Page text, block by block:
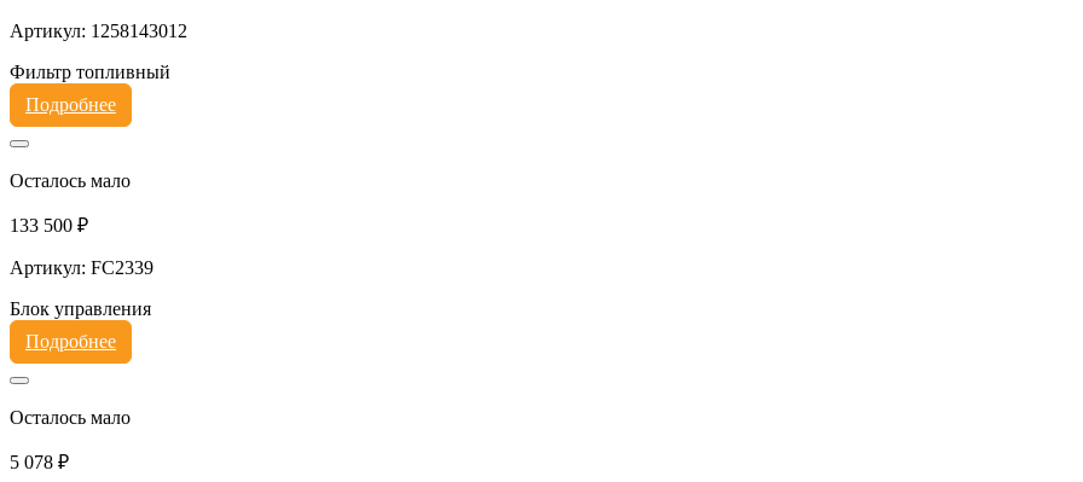
Артикул: 1258143012
Фильтр топливный
Подробнее
Осталось мало
133 500 ₽
Артикул: FC2339
Блок управления
Подробнее
Осталось мало
5 078 ₽